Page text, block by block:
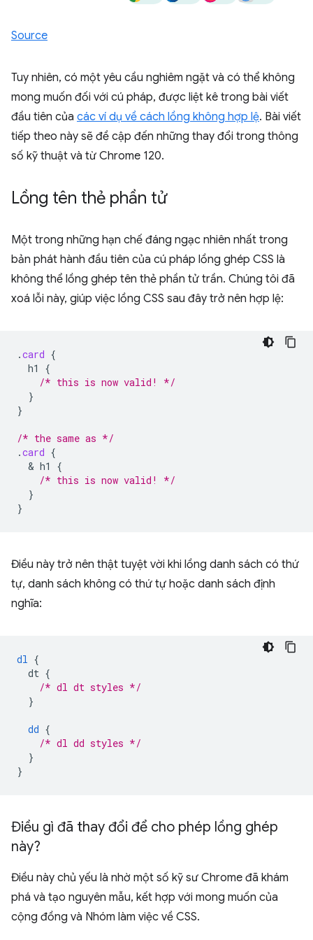
Source
Tuy nhiên, có một yêu cầu nghiêm ngặt và có thể không
mong muốn đối với cú pháp, được liệt kê trong bài viết
đầu tiên của các ví dụ về cách lồng không hợp lệ. Bài viết
tiếp theo này sẽ đề cập đến những thay đổi trong thông
số kỹ thuật và từ Chrome 120.
Lồng tên thẻ phần tử
Một trong những hạn chế đáng ngạc nhiên nhất trong
bản phát hành đầu tiên của cú pháp lồng ghép CSS là
không thể lồng ghép tên thẻ phần tử trần. Chúng tôi đã
xoá lỗi này, giúp việc lồng CSS sau đây trở nên hợp lệ:
.card {
h1
{
/* this is now valid! */
}
}
/* the same as */
.card {
  &
h1
{
/* this is now valid! */
}
}
Điều này trở nên thật tuyệt vời khi lồng danh sách có thứ
tự, danh sách không có thứ tự hoặc danh sách định
nghĩa:
dl {
dt {
/* dl dt styles */
}
dd {
/* dl dd styles */
}
}
Điều gì đã thay đổi để cho phép lồng ghép
này?
Điều này chủ yếu là nhờ một số kỹ sư Chrome đã khám
phá và tạo nguyên mẫu, kết hợp với mong muốn của
cộng đồng và Nhóm làm việc về CSS.